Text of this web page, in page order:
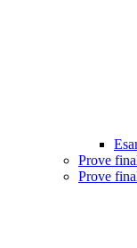
Prove
Prove